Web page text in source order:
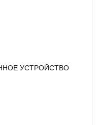
УСТРОЙСТВО